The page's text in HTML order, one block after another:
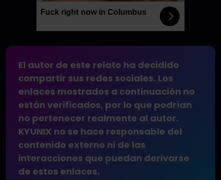
Fuck right now in Columbus
El autor de este relato ha decidido
compartir sus redes sociales. Los
enlaces mostrados a continuación no
están verificados, por lo que podrían
no pertenecer realmente al autor.
KYUNIX no se hace responsable del
contenido externo ni de las
interacciones que puedan derivarse
de estos enlaces.